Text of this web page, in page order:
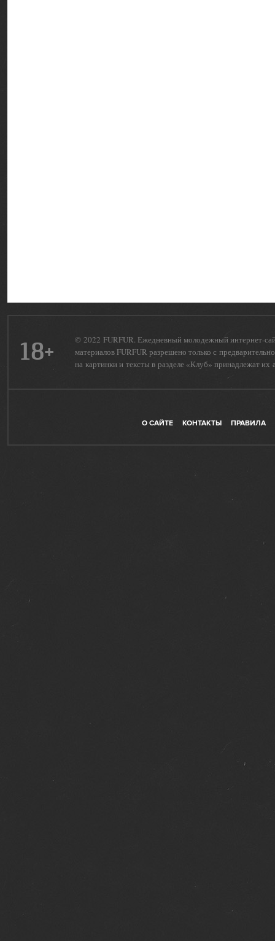
18+
© 2022 FURFUR. Ежедневный молодежный интернет-
материалов FURFUR разрешено только с
на картинки и тексты в разделе «Клуб» принадлежат их
О САЙТЕ КОНТАКТЫ ПРАВИЛА